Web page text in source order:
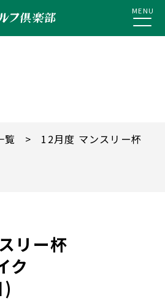
MENU
覧
> 12月度 マンスリー杯
リー杯
ク